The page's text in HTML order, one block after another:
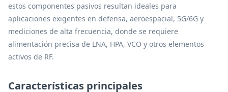
estos componentes pasivos resultan ideales para
aplicaciones exigentes en defensa, aeroespacial, 5G/6G y
mediciones de alta frecuencia, donde se requiere
alimentación precisa de LNA, HPA, VCO y otros elementos
activos de RF.
Características principales